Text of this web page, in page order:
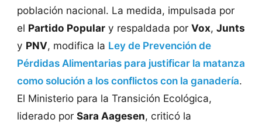
población nacional. La medida, impulsada por
el Partido Populary respaldada por Vox, Junts
y PNV, modifica la Ley de Prevención de
Pérdidas Alimentarias para justificar la matanza
como solución a los conflictos con la ganadería.
El Ministerio para la Transición Ecológica,
liderado por Sara Aagesen, criticó la